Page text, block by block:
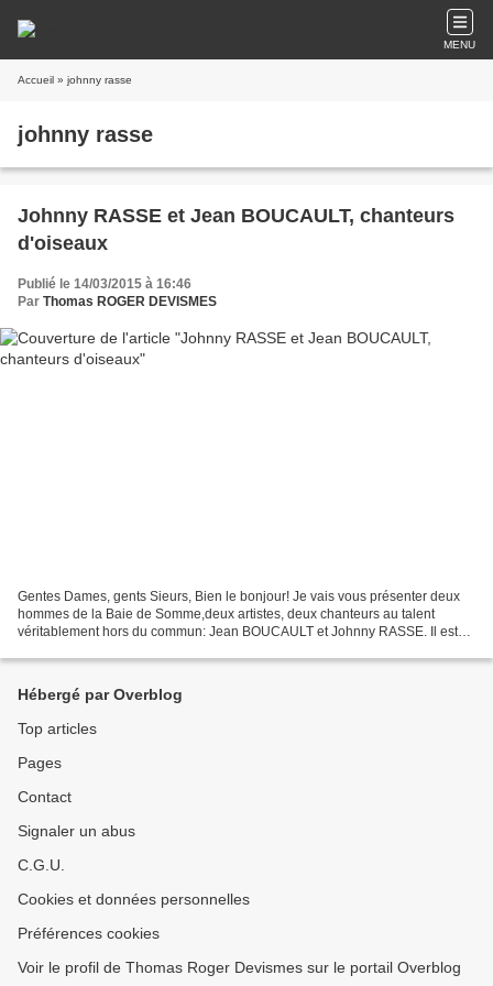
MENU
Accueil » johnny rasse
johnny rasse
Johnny RASSE et Jean BOUCAULT, chanteurs
d'oiseaux
Publié le 14/03/2015 à 16:46
Par Thomas ROGER DEVISMES
Gentes Dames, gents Sieurs, Bien le bonjour! Je vais vous présenter deux
hommes de la Baie de Somme,deux artistes, deux chanteurs au talent
véritablement hors du commun: Jean BOUCAULT et Johnny RASSE. Il est
Hébergé par Overblog
Top articles
Pages
Contact
Signaler un abus
C.G.U.
Cookies et données personnelles
Préférences cookies
Voir le profil de Thomas Roger Devismes sur le portail Overblog